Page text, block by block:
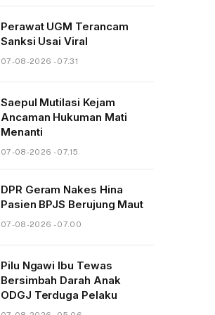
Perawat UGM Terancam
Sanksi Usai Viral
07-08-2026 - 07.31
Saepul Mutilasi Kejam
Ancaman Hukuman Mati
Menanti
07-08-2026 - 07.15
DPR Geram Nakes Hina
Pasien BPJS Berujung Maut
07-08-2026 - 07.00
Pilu Ngawi Ibu Tewas
Bersimbah Darah Anak
ODGJ Terduga Pelaku